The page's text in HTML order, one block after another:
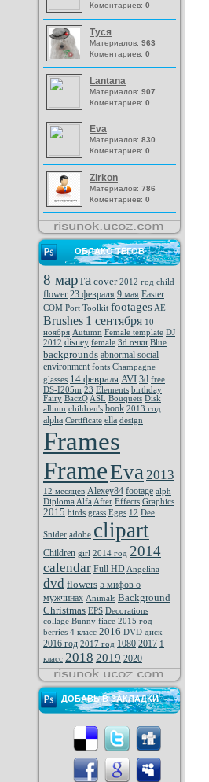
Коментариев: 0
Туся
Материалов: 963
Коментариев: 0
Lantana
Материалов: 907
Коментариев: 0
Eva
Материалов: 830
Коментариев: 0
Zirkon
Материалов: 786
Коментариев: 0
ОБЛАКО ТЕГОВ
8 марта cover 2012 год child
flower 23 февраля 9 мая Easter
COM Port Toolkit footages AE
Brushes 1 сентября 10
ноября Autumn Female template DJ
2012 disney female 3d очки Blue
backgrounds abnormal social
environment fonts Champagne
glasses 14 февраля AVI 3d free
DS-I205m 23 Elements birthday
Fairy BaczQ ASL Bouquets Disk
album children's book 2013 год
alpha Certificate ella design
Frames
FrameEva 2013
12 месяцев Alexey84 footage alph
Diploma Alfa After Effects Graphics
2015 birds grass Eggs 12 Dee
Snider adobe clipart
Children girl 2014 год 2014
calendar Full HD Angelina
dvd flowers 5 мифов о
мужчинах Animals Background
Christmas EPS Decorations
collage Bunny fiace 2015 год
berries 4 класс 2016 DVD диск
2016 год 2017 год 1080 2017 1
класс 2018 2019 2020
ДОБАВЬ В ЗАКЛАДКИ